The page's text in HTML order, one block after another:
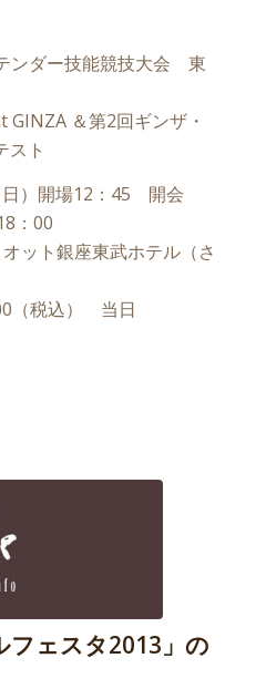
ンダー技能競技大会 東
＆第2回ギンザ・
スト
日）開場12：45 開会
：00
ット銀座東武ホテル（さ
（税込） 当日
フェスタ2013」の